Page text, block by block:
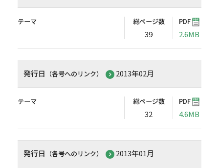
テーマ 総ページ数
39
PDF
2.6MB
発行日 （各号へのリンク） 2013年02月
テーマ 総ページ数
32
PDF
4.6MB
発行日 （各号へのリンク） 2013年01月